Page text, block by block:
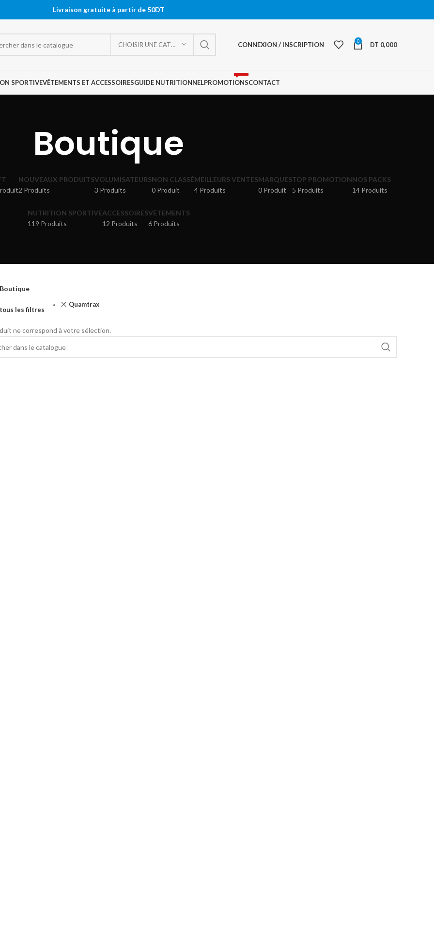
CHOISIR UNE CATÉGORIE CONNEXION / INSCRIPTION 0 DT 0,000
SPORTIVEVÊTEMENTS ET ACCESSOIRESGUIDE NUTRITIONNELPROMOTIONSCONTACT
Boutique
NOUVEAUX PRODUITS
2 Produits
VOLUMISATEURS
3 Produits
NON CLASSÉ
0 Produit
MEILLEURS VENTES
4 Produits
MARQUES
0 Produit
TOP PROMOTION
5 Produits
NOS PACKS
14 Produits
NUTRITION SPORTIVE
119 Produits
ACCESSOIRES
12 Produits
VÊTEMENTS
6 Produits
Boutique
les filtres
Quamtrax
ne correspond à votre sélection.
Livraison gratuite à partir de 50DT